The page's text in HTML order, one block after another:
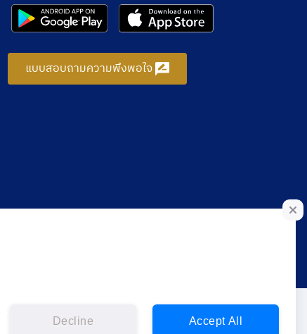
แบบสอบถามความพึงพอใจ
Decline Accept All